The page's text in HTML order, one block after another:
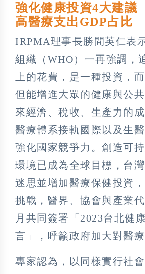
強化健康投資4大建
高醫療支出GDP占比
IRPMA理事長勝間英仁表
組織（WHO）一再強調，
上的花費，是一種投資，
但能增進大眾的健康與公
來經濟、稅收、生產力的
醫療體系接軌國際以及生
強化國家競爭力。創造可
環境已成為全球目標，台
迷思並增加醫療保健投資
挑戰，醫界、協會與產業
月共同簽署「2023台北健
言」，呼籲政府加大對醫療
專家認為，以同樣實行社